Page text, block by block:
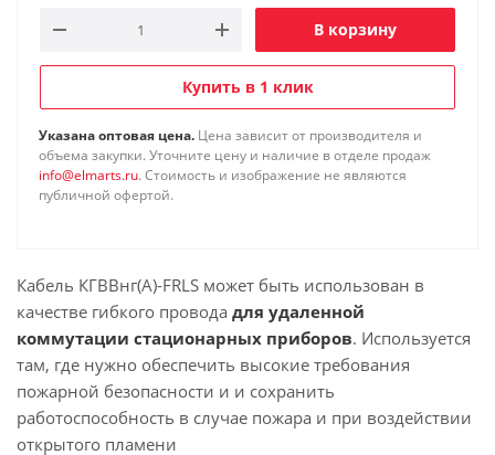
В корзину
Купить в 1 клик
Указана оптовая цена. Цена зависит от производителя и
объема закупки. Уточните цену и наличие в отделе продаж
info@elmarts.ru. Стоимость и изображение не являются
публичной офертой.
Кабель КГВВнг(А)-FRLS может быть использован в
качестве гибкого провода для удаленной
коммутации стационарных приборов. Используется
там, где нужно обеспечить высокие требования
пожарной безопасности и и сохранить
работоспособность в случае пожара и при воздействии
открытого пламени